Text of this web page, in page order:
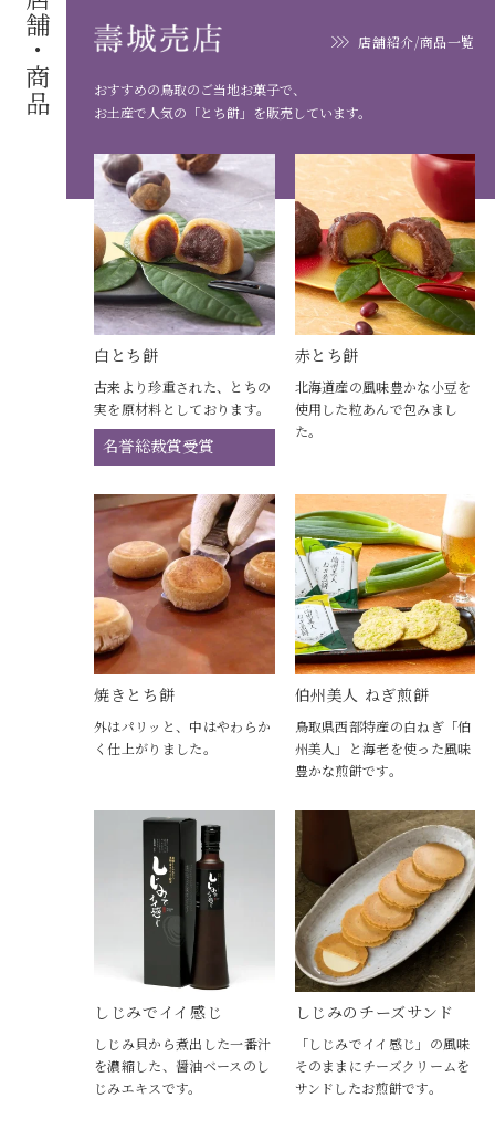
店舗・商品
おすすめの鳥取のご当地お菓子で、
お土産で人気の「とち餅」を販売しています。
店舗紹介/商品一覧
白とち餅
古来より珍重された、とちの
実を原材料としております。
名誉総裁賞受賞
赤とち餅
北海道産の風味豊かな小豆を
使用した粒あんで包みまし
た。
焼きとち餅
外はパリッと、中はやわらか
く仕上がりました。
伯州美人 ねぎ煎餅
鳥取県西部特産の白ねぎ「伯
州美人」と海老を使った風味
豊かな煎餅です。
しじみでイイ感じ
しじみ貝から煮出した一番汁
を濃縮した、醤油ベースのし
じみエキスです。
しじみのチーズサンド
「しじみでイイ感じ」の風味
そのままにチーズクリームを
サンドしたお煎餅です。